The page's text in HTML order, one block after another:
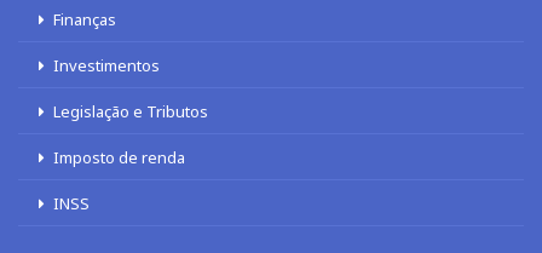
Finanças
Investimentos
Legislação e Tributos
Imposto de renda
INSS